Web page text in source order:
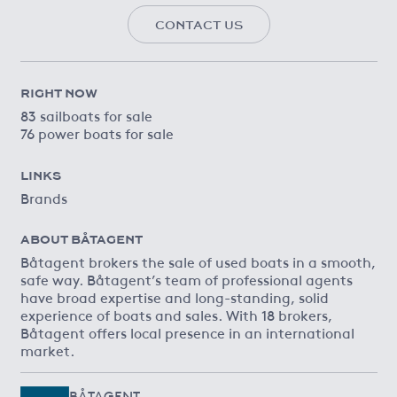
CONTACT US
RIGHT NOW
83 sailboats for sale
76 power boats for sale
LINKS
Brands
ABOUT BÅTAGENT
Båtagent brokers the sale of used boats in a smooth,
safe way. Båtagent’s team of professional agents
have broad expertise and long-standing, solid
experience of boats and sales. With 18 brokers,
Båtagent offers local presence in an international
market.